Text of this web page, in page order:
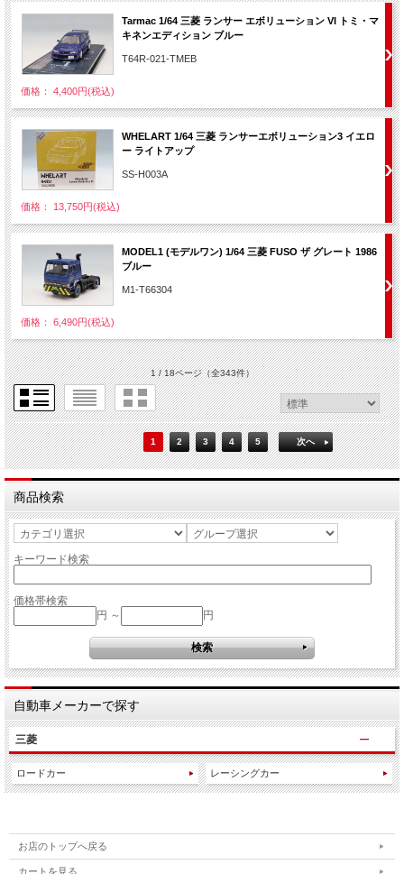
Tarmac 1/64 三菱 ランサー エボリューション VI トミ・マ
キネンエディション ブルー
T64R-021-TMEB
価格： 4,400円(税込)
WHELART 1/64 三菱 ランサーエボリューション3 イエロ
ー ライトアップ
SS-H003A
価格： 13,750円(税込)
MODEL1 (モデルワン) 1/64 三菱 FUSO ザ グレート 1986
ブルー
M1-T66304
価格： 6,490円(税込)
1 / 18ページ（全343件）
1 2 3 4 5 次へ
商品検索
キーワード検索
価格帯検索
円 ～
円
自動車メーカーで探す
三菱
ロードカー レーシングカー
お店のトップへ戻る
カートを見る